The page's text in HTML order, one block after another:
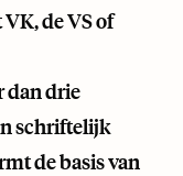
de VS of
dan drie
schriftelijk
de basis van